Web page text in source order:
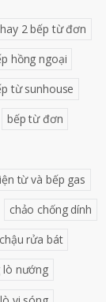
2 bếp từ đơn
hồng ngoại
từ sunhouse
bếp từ đơn
từ và bếp gas
chảo chống dính
chậu rửa bát
lò nướng